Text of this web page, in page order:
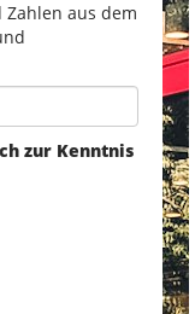
aus dem
zur Kenntnis